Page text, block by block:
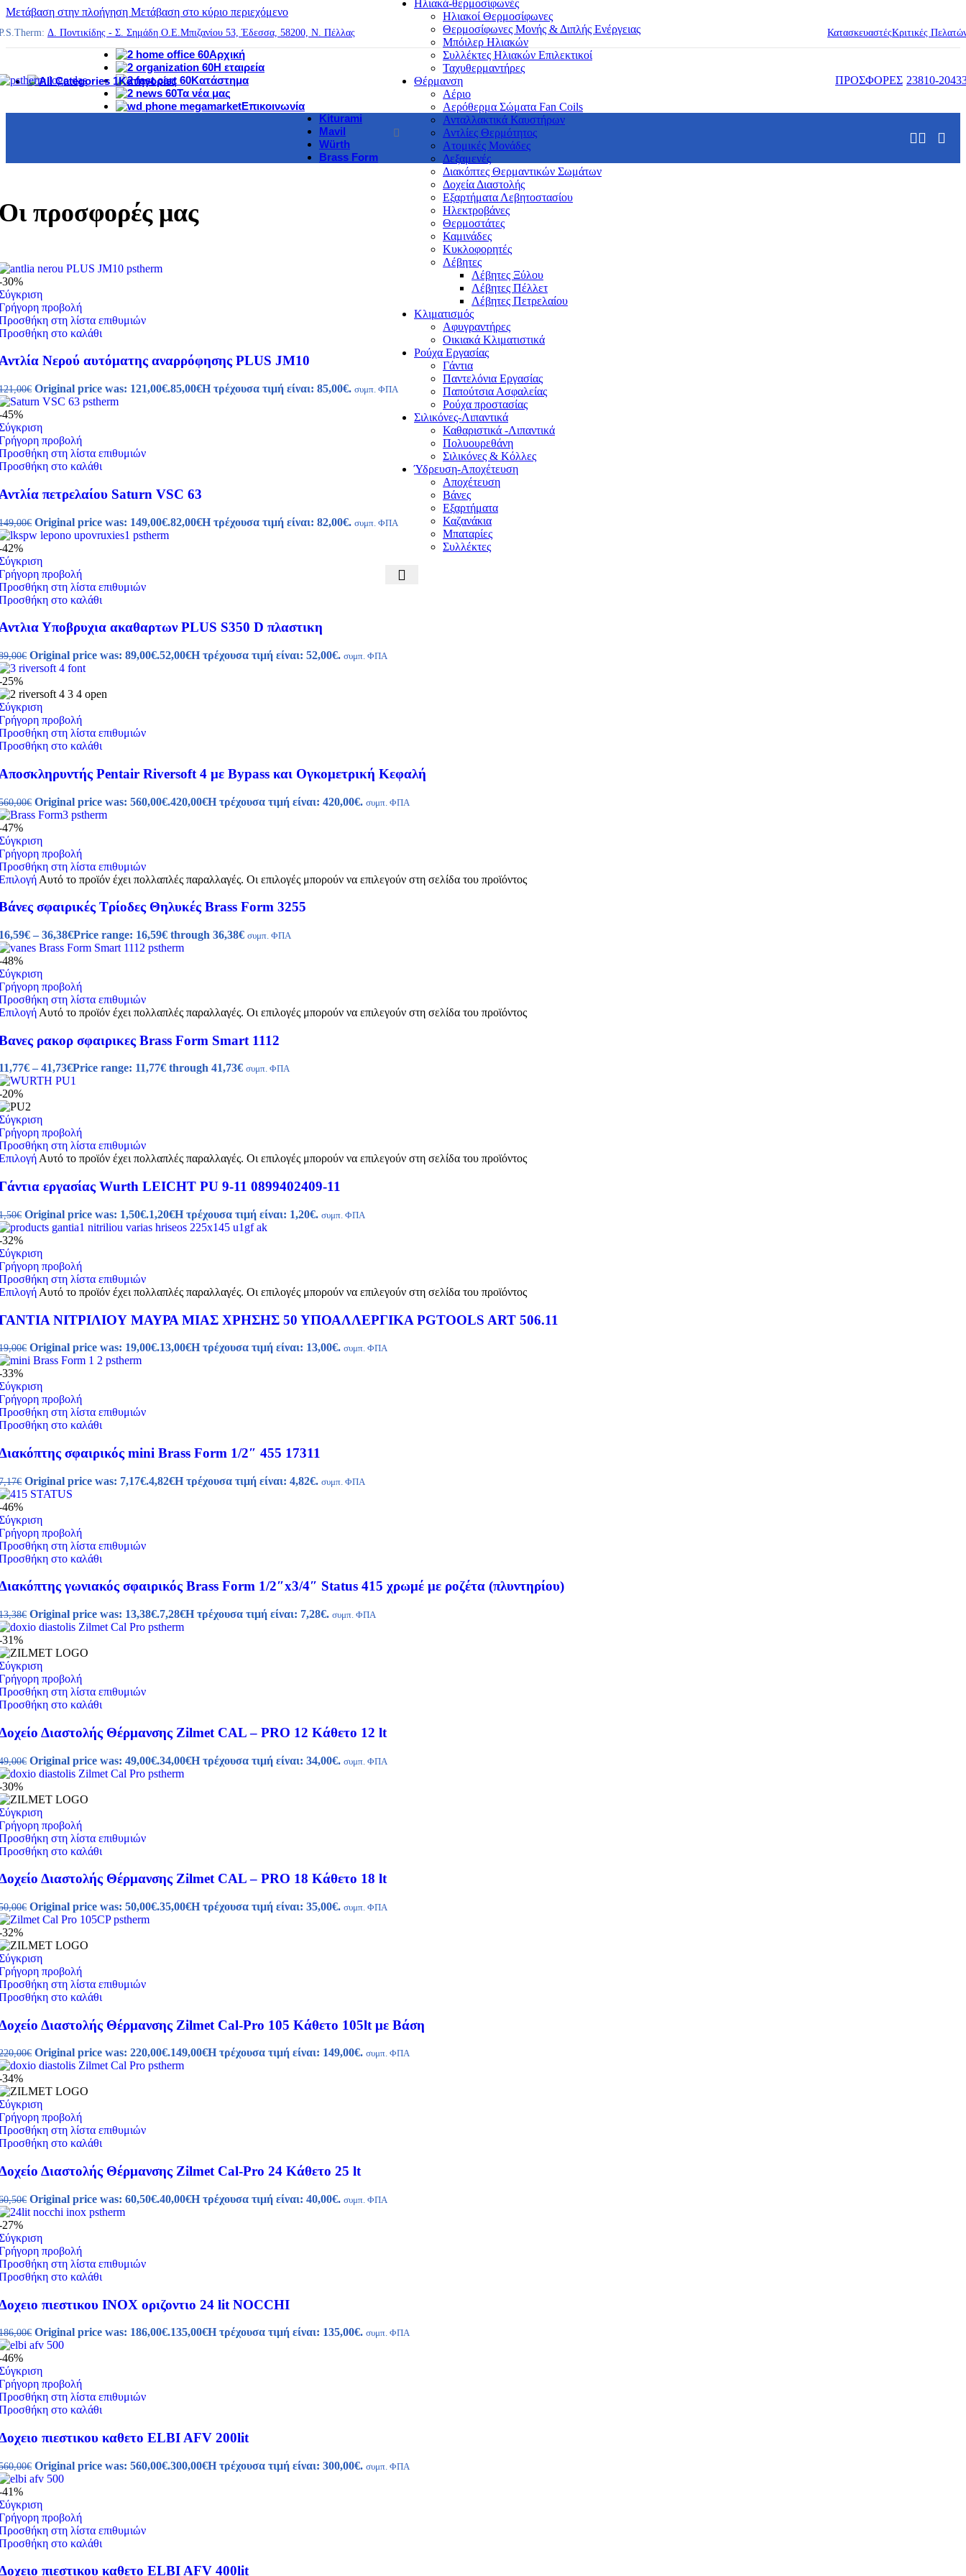
Μετάβαση στην πλοήγηση Μετάβαση στο κύριο περιεχόμενο
Δ. Ποντικίδης - Σ. Σημάδη Ο.Ε.Μπιζανίου 53, Έδεσσα, 58200, Ν. Πέλλας ΚατασκευαστέςΚριτικές
Αρχική
Η εταιρεία
Κατάστημα
Τα νέα μας
Επικοινωνία
ΠΡΟΣΦΟΡΕΣ 23810-
Κατηγορίες
Θέρμανση
Ηλιακά – Θερμοσίφωνές
Kiturami
Mavil
Würth
Brass Form
Ηλιακά-θερμοσίφωνές
Ηλιακοί Θερμοσίφωνες
Θερμοσίφωνες Μονής & Διπλής Ενέργειας
Μπόιλερ Ηλιακών
Συλλέκτες Ηλιακών Επιλεκτικοί
Ταχυθερμαντήρες
Θέρμανση
Αέριο
Αερόθερμα Σώματα Fan Coils
Ανταλλακτικά Καυστήρων
Αντλίες Θερμότητος
Ατομικές Μονάδες
Δεξαμενές
Διακόπτες Θερμαντικών Σωμάτων
Δοχεία Διαστολής
Εξαρτήματα Λεβητοστασίου
Ηλεκτροβάνες
Θερμοστάτες
Καμινάδες
Κυκλοφορητές
Λέβητες
Λέβητες Ξύλου
Λέβητες Πέλλετ
Λέβητες Πετρελαίου
Κλιματισμός
Αφυγραντήρες
Οικιακά Κλιματιστικά
Ρούχα Εργασίας
Γάντια
Παντελόνια Εργασίας
Παπούτσια Ασφαλείας
Ρούχα προστασίας
Σιλικόνες-Λιπαντικά
Καθαριστικά -Λιπαντικά
Πολυουρεθάνη
Σιλικόνες & Κόλλες
Ύδρευση-Αποχέτευση
Αποχέτευση
Βάνες
Εξαρτήματα
Καζανάκια
Μπαταρίες
Συλλέκτες
προσφορές μας
30%
προβολή
στη λίστα επιθυμιών
στο καλάθι
Νερού αυτόματης αναρρόφησης PLUS JM10
€ Original price was: 121,00€.85,00€Η τρέχουσα τιμή είναι: 85,00€. συμπ. ΦΠΑ
45%
προβολή
στη λίστα επιθυμιών
στο καλάθι
πετρελαίου Saturn VSC 63
€ Original price was: 149,00€.82,00€Η τρέχουσα τιμή είναι: 82,00€. συμπ. ΦΠΑ
42%
προβολή
στη λίστα επιθυμιών
στο καλάθι
Υποβρυχια ακαθαρτων PLUS S350 D πλαστικη
€ Original price was: 89,00€.52,00€Η τρέχουσα τιμή είναι: 52,00€. συμπ. ΦΠΑ
25%
προβολή
στη λίστα επιθυμιών
στο καλάθι
Pentair Riversoft 4 με Bypass και Ογκομετρική Κεφαλή
€ Original price was: 560,00€.420,00€Η τρέχουσα τιμή είναι: 420,00€. συμπ. ΦΠΑ
47%
προβολή
στη λίστα επιθυμιών
Αυτό το προϊόν έχει πολλαπλές παραλλαγές. Οι επιλογές μπορούν να επιλεγούν στη σελίδα του προϊόντος
σφαιρικές Τρίοδες Θηλυκές Brass Form 3255
€ – 36,38€Price range: 16,59€ through 36,38€ συμπ. ΦΠΑ
48%
προβολή
στη λίστα επιθυμιών
Αυτό το προϊόν έχει πολλαπλές παραλλαγές. Οι επιλογές μπορούν να επιλεγούν στη σελίδα του προϊόντος
ρακορ σφαιρικες Brass Form Smart 1112
€ – 41,73€Price range: 11,77€ through 41,73€ συμπ. ΦΠΑ
20%
προβολή
στη λίστα επιθυμιών
Αυτό το προϊόν έχει πολλαπλές παραλλαγές. Οι επιλογές μπορούν να επιλεγούν στη σελίδα του προϊόντος
εργασίας Wurth LEICHT PU 9-11 0899402409-11
€ Original price was: 1,50€.1,20€Η τρέχουσα τιμή είναι: 1,20€. συμπ. ΦΠΑ
32%
προβολή
στη λίστα επιθυμιών
Αυτό το προϊόν έχει πολλαπλές παραλλαγές. Οι επιλογές μπορούν να επιλεγούν στη σελίδα του προϊόντος
ΝΙΤΡΙΛΙΟΥ ΜΑΥΡΑ ΜΙΑΣ ΧΡΗΣΗΣ 50 ΥΠΟΑΛΛΕΡΓΙΚΑ PGTOOLS ART 506.11
€ Original price was: 19,00€.13,00€Η τρέχουσα τιμή είναι: 13,00€. συμπ. ΦΠΑ
33%
προβολή
στη λίστα επιθυμιών
στο καλάθι
σφαιρικός mini Brass Form 1/2″ 455 17311
€ Original price was: 7,17€.4,82€Η τρέχουσα τιμή είναι: 4,82€. συμπ. ΦΠΑ
46%
προβολή
στη λίστα επιθυμιών
στο καλάθι
γωνιακός σφαιρικός Brass Form 1/2″x3/4″ Status 415 χρωμέ με ροζέτα (πλυντηρίου)
€ Original price was: 13,38€.7,28€Η τρέχουσα τιμή είναι: 7,28€. συμπ. ΦΠΑ
31%
προβολή
στη λίστα επιθυμιών
στο καλάθι
Διαστολής Θέρμανσης Zilmet CAL – PRO 12 Κάθετο 12 lt
€ Original price was: 49,00€.34,00€Η τρέχουσα τιμή είναι: 34,00€. συμπ. ΦΠΑ
30%
προβολή
στη λίστα επιθυμιών
στο καλάθι
Διαστολής Θέρμανσης Zilmet CAL – PRO 18 Κάθετο 18 lt
€ Original price was: 50,00€.35,00€Η τρέχουσα τιμή είναι: 35,00€. συμπ. ΦΠΑ
32%
προβολή
στη λίστα επιθυμιών
στο καλάθι
Διαστολής Θέρμανσης Zilmet Cal-Pro 105 Κάθετο 105lt με Βάση
€ Original price was: 220,00€.149,00€Η τρέχουσα τιμή είναι: 149,00€. συμπ. ΦΠΑ
34%
προβολή
στη λίστα επιθυμιών
στο καλάθι
Διαστολής Θέρμανσης Zilmet Cal-Pro 24 Κάθετο 25 lt
€ Original price was: 60,50€.40,00€Η τρέχουσα τιμή είναι: 40,00€. συμπ. ΦΠΑ
27%
προβολή
στη λίστα επιθυμιών
στο καλάθι
πιεστικου ΙΝΟΧ οριζοντιο 24 lit NOCCHI
€ Original price was: 186,00€.135,00€Η τρέχουσα τιμή είναι: 135,00€. συμπ. ΦΠΑ
46%
προβολή
στη λίστα επιθυμιών
στο καλάθι
πιεστικου καθετο ELBI AFV 200lit
€ Original price was: 560,00€.300,00€Η τρέχουσα τιμή είναι: 300,00€. συμπ. ΦΠΑ
41%
προβολή
στη λίστα επιθυμιών
στο καλάθι
πιεστικου καθετο ELBI AFV 400lit